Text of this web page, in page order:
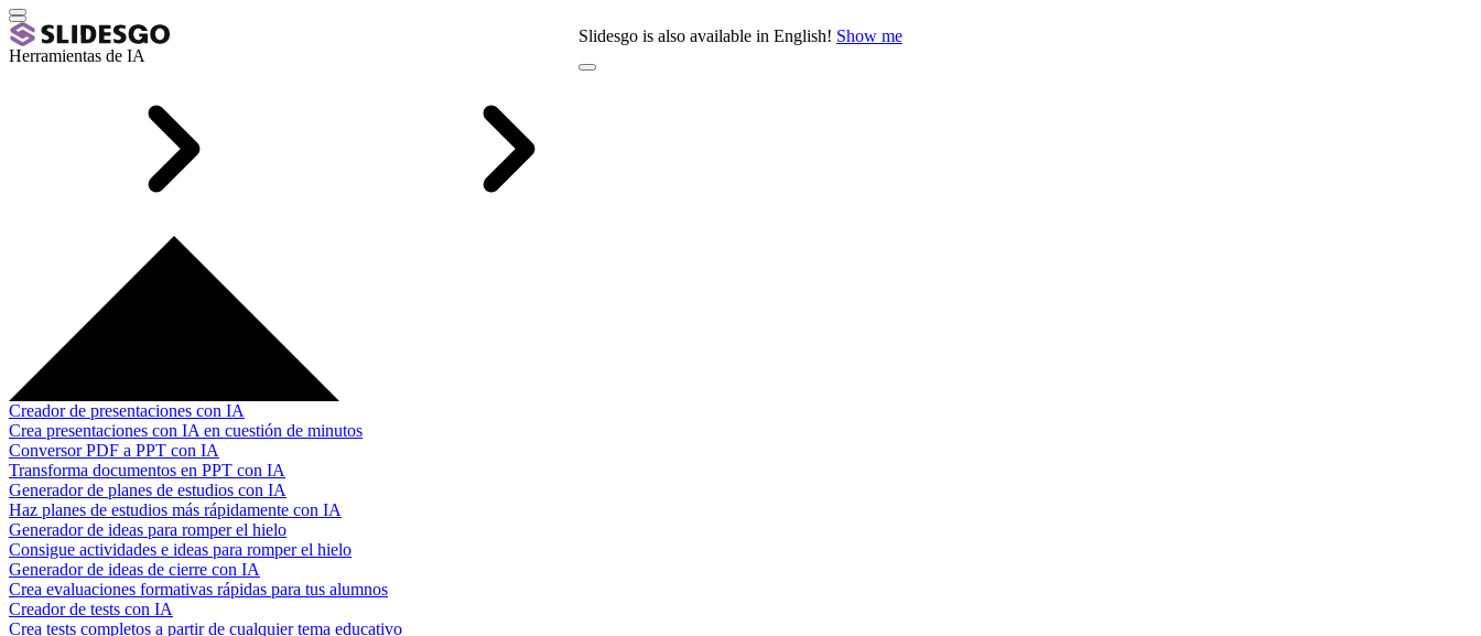
Slidesgo is also available in English! Show me
Herramientas de IA
Creador de presentaciones con IA
Crea presentaciones con IA en cuestión de minutos
Conversor PDF a PPT con IA
Transforma documentos en PPT con IA
Generador de planes de estudios con IA
Haz planes de estudios más rápidamente con IA
Generador de ideas para romper el hielo
Consigue actividades e ideas para romper el hielo
Generador de ideas de cierre con IA
Crea evaluaciones formativas rápidas para tus alumnos
Creador de tests con IA
Crea tests completos a partir de cualquier tema educativo